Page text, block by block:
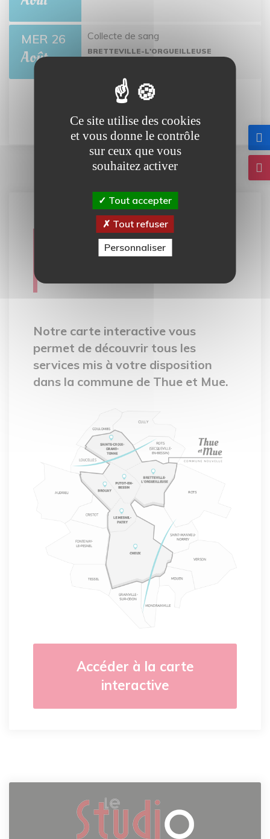
MER 26
Août
Collecte de sang
BRETTEVILLE-L'ORGUEILLEUSE
Tout l'agenda
Carte
interactive
Notre carte interactive vous
permet de découvrir tous les
services mis à votre disposition
dans la commune de Thue et Mue.
Accéder à la carte
interactive
Ce site utilise des cookies
et vous donne le contrôle
sur ceux que vous
souhaitez activer
Tout accepter
Tout refuser
Personnaliser